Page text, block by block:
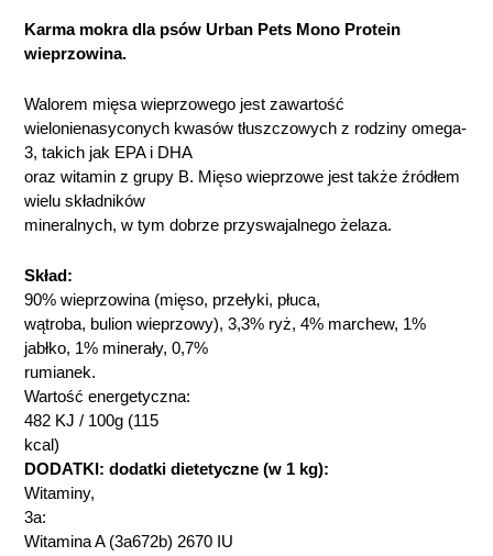
Karma mokra dla psów Urban Pets Mono Protein
wieprzowina.
Walorem mięsa wieprzowego jest zawartość
wielonienasyconych kwasów tłuszczowych z rodziny omega-
3, takich jak EPA i DHA
oraz witamin z grupy B. Mięso wieprzowe jest także źródłem
wielu składników
mineralnych, w tym dobrze przyswajalnego żelaza.
Skład:
90% wieprzowina (mięso, przełyki, płuca,
wątroba, bulion wieprzowy), 3,3% ryż, 4% marchew, 1%
jabłko, 1% minerały, 0,7%
rumianek.
Wartość energetyczna:
482 KJ / 100g (115
kcal)
DODATKI: dodatki dietetyczne (w 1 kg):
Witaminy,
3a:
Witamina A (3a672b) 2670 IU